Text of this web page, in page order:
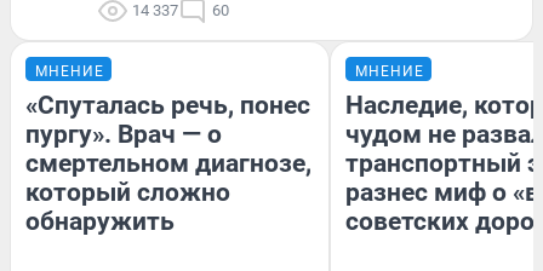
14 337 60
МНЕНИЕ
«Спуталась речь, понес
пургу». Врач — о
смертельном диагнозе,
который сложно
обнаружить
МНЕНИЕ
Наследие,
чудом не
транспортный
разнес миф о
советских